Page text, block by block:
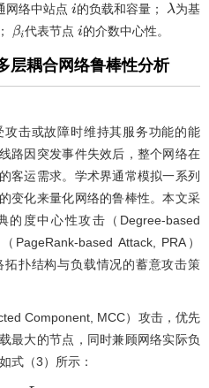
网络中站点 i的负载和容量； λ 为基
βi 代表节点 i的介数中心性。
层耦合网络鲁棒性分析
击或故障时维持其服务功能的能
路因突发事件失效后，整个网络在
客运需求。学术界通常模拟一系列
变化来量化网络的鲁棒性。本文采
的度中心性攻击（Degree-based
PageRank-based Attack, PRA）
扑结构与负载情况的蓄意攻击策
Component, MCC）攻击，优先
最大的节点，同时兼顾网络实际负
式（3）所示：